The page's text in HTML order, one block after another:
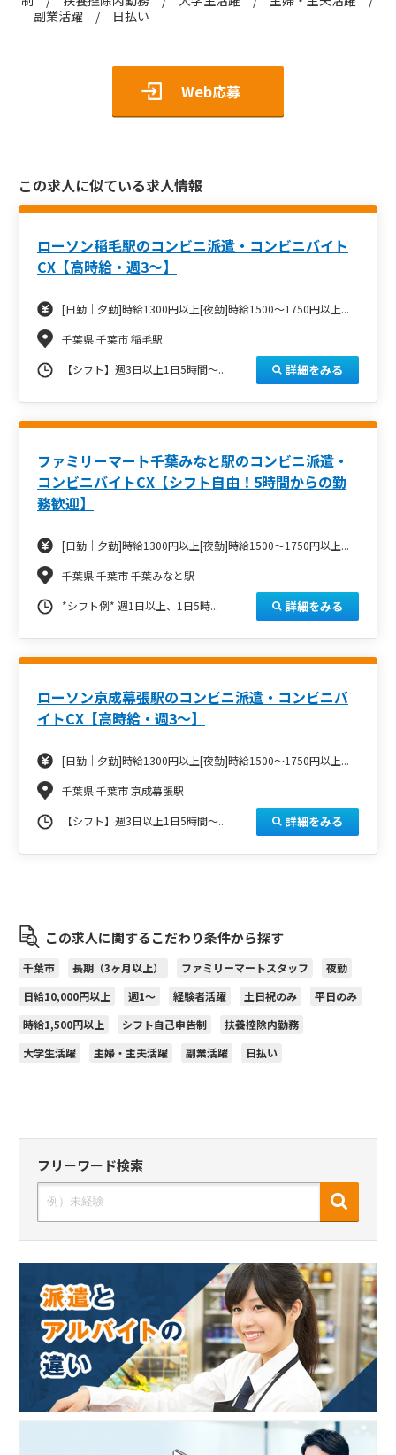
副業活躍 / 日払い
Web応募
この求人に似ている求人情報
ローソン稲毛駅のコンビニ派遣・コンビニバイト
CX【高時給・週3～】
[日勤｜夕勤]時給1300円以上[夜勤]時給1500～1750円以上...
千葉県 千葉市 稲毛駅
【シフト】週3日以上1日5時間～... 詳細をみる
ファミリーマート千葉みなと駅のコンビニ派遣・
コンビニバイトCX【シフト自由！5時間からの勤
務歓迎】
[日勤｜夕勤]時給1300円以上[夜勤]時給1500～1750円以上...
千葉県 千葉市 千葉みなと駅
*シフト例* 週1日以上、1日5時... 詳細をみる
ローソン京成幕張駅のコンビニ派遣・コンビニバ
イトCX【高時給・週3～】
[日勤｜夕勤]時給1300円以上[夜勤]時給1500～1750円以上...
千葉県 千葉市 京成幕張駅
【シフト】週3日以上1日5時間～... 詳細をみる
この求人に関するこだわり条件から探す
千葉市 長期（3ヶ月以上） ファミリーマートスタッフ
夜勤
日給10,000円以上
週1～ 経験者活躍 土日祝のみ
平日のみ
時給1,500円以上
シフト自己申告制
扶養控除内勤務
大学生活躍
主婦・主夫活躍 副業活躍 日払い
フリーワード検索